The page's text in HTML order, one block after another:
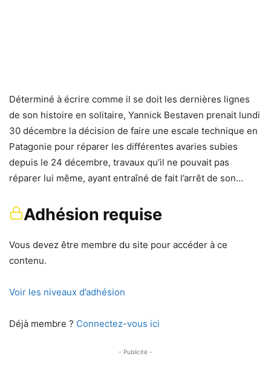
Déterminé à écrire comme il se doit les dernières lignes
de son histoire en solitaire, Yannick Bestaven prenait lundi
30 décembre la décision de faire une escale technique en
Patagonie pour réparer les différentes avaries subies
depuis le 24 décembre, travaux qu’il ne pouvait pas
réparer lui même, ayant entraîné de fait l’arrêt de son…
Adhésion requise
Vous devez être membre du site pour accéder à ce
contenu.
Voir les niveaux d’adhésion
Déjà membre ? Connectez-vous ici
- Publicité -